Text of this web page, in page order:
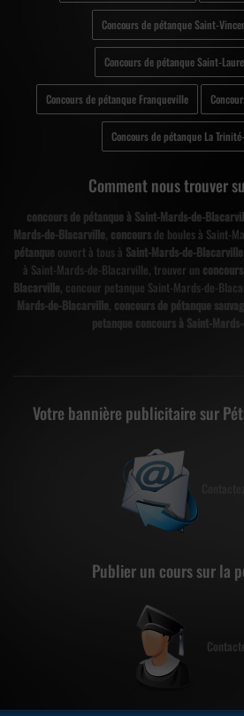
Concours de pétanque Saint-
Concours de pétanque Saint-
Concours de pétanque Franqueville
Concours de pétanque La
Comment nous trouver
concours de pétanque à Saint-Mards-de-
Mards-de-Blacarville, concours de boules à Saint-
pétanque ouvert à tous à Saint-Mards-de-Blacarville,
à Saint-Mards-de-Blacarville, trouver un
Blacarville, concour petanque Saint-Mards-de-
Mards-de-Blacarville, concours de pétanque
petanque concours à Saint-Mards-
Votre bannière publicitaire sur
Publier un cours sur la